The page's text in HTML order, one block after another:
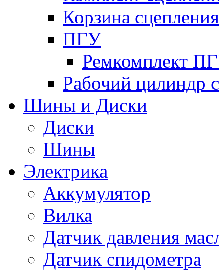
Корзина сцепления
ПГУ
Ремкомплект
Рабочий цилиндр
Шины и Диски
Диски
Шины
Электрика
Аккумулятор
Вилка
Датчик давления
Датчик спидометра